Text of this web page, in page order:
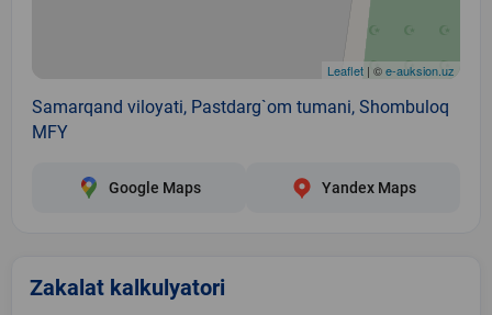
Leaflet | ©e-auksion.uz
Samarqand viloyati, Pastdarg`om tumani, Shombuloq
MFY
Google Maps Yandex Maps
Zakalat kalkulyatori